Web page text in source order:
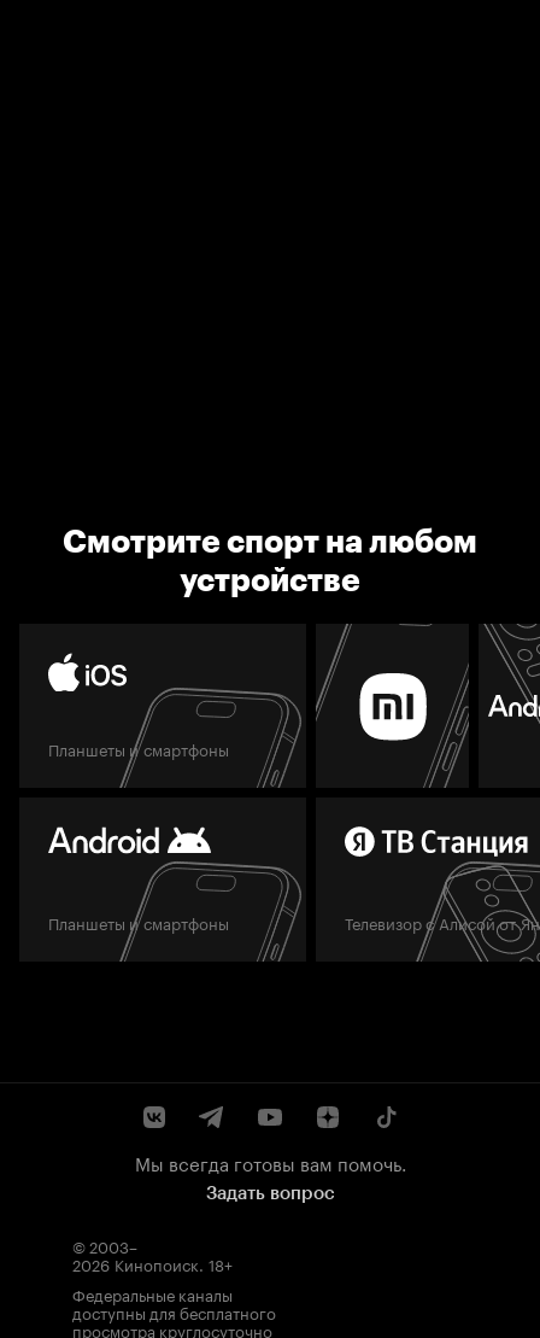
Смотрите спорт на любом
устройстве
Планшеты и смартфоны
Планшеты и смартфоны Телевизор с Алисой от
Мы всегда готовы вам помочь.
Задать вопрос
© 2003–
2026 Кинопоиск. 18+
Федеральные каналы
доступны для бесплатного
просмотра круглосуточно